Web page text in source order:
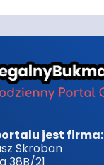
jest firma:
Skroban